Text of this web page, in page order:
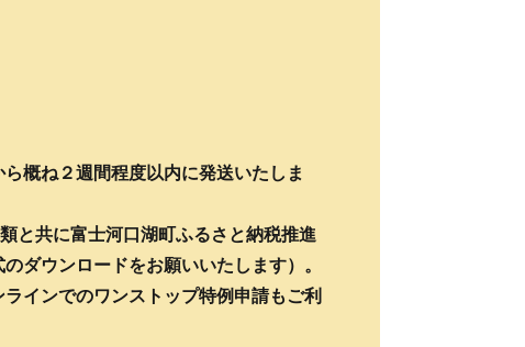
概ね２週間程度以内に発送いたしま
と共に富士河口湖町ふるさと納税推進
ダウンロードをお願いいたします）。
インでのワンストップ特例申請もご利